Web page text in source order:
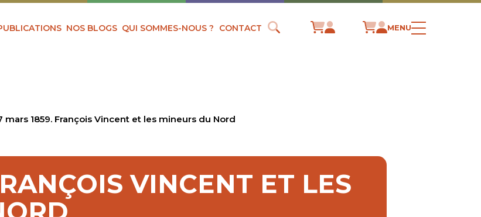
NOS BLOGS QUI SOMMES-NOUS ? CONTACT MENU
mars 1859. François Vincent et les mineurs du Nord
VINCENT ET LES